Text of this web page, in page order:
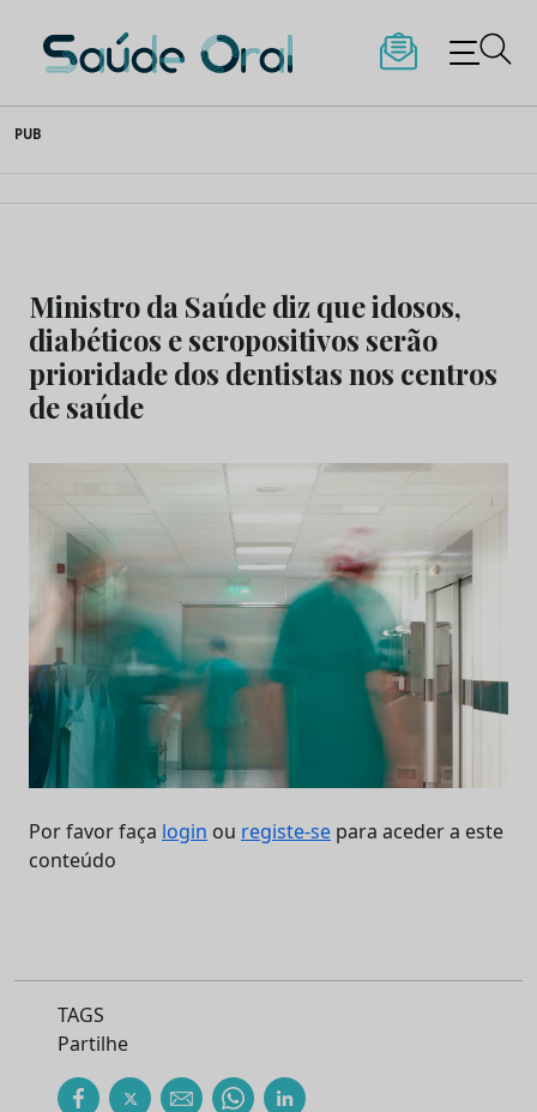
to
content
Saúde Oral
PUB
Ministro da Saúde diz que idosos,
diabéticos e seropositivos serão
prioridade dos dentistas nos centros
de saúde
Por favor faça login ou registe-se para aceder a este
conteúdo
TAGS
Partilhe